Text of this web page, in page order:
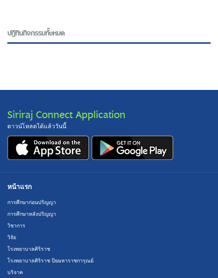
ปฎิทินกิจกรรมทั้งหมด
Siriraj Connect Application
ดาวน์โหลดได้แล้ววันนี้
หน้าแรก
การศึกษาก่อนปริญญา
การศึกษาหลังปริญญา
วิชาการ
วิจัย
โรงพยาบาลศิริราช
โรงพยาบาลศิริราช ปิยมหาราชการุณย์
บริจาค